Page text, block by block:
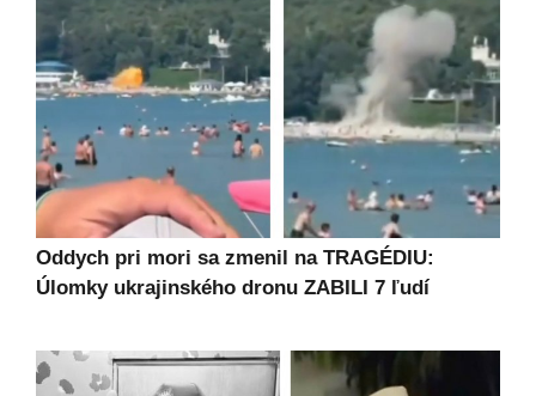
Oddych pri mori sa zmenil na TRAGÉDIU:
Úlomky ukrajinského dronu ZABILI 7 ľudí